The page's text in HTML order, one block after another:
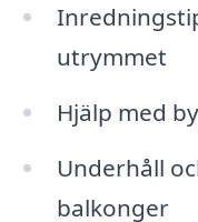
utrymmet
Hjälp med
Underhåll
balkonger